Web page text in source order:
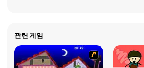
관련 게임